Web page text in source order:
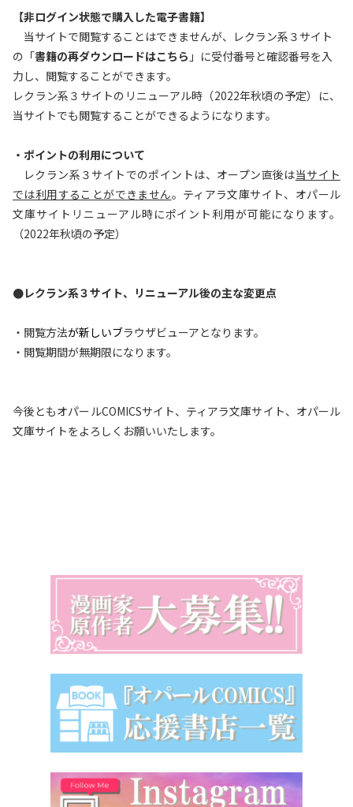
【非ログイン状態で購入した電子書籍】
当サイトで閲覧することはできませんが、レクラン系３サイト
の「書籍の再ダウンロードはこちら 」に受付番号と確認番号を入
力し、閲覧することができます。
レクラン系３サイトのリニューアル時（2022年秋頃の予定）に、
当サイトでも閲覧することができるようになります。
・ポイントの利用について
レクラン系３サイトでのポイントは、オープン直後は当サイト
では利用することができません。ティアラ文庫サイト、オパール
文庫サイトリニューアル時にポイント利用が可能になります。
（2022年秋頃の予定）
●レクラン系３サイト、リニューアル後の主な変更点
・閲覧方法が新しいブラウザビューアとなります。
・閲覧期間が無期限になります。
今後ともオパールCOMICSサイト、ティアラ文庫サイト、オパール
文庫サイトをよろしくお願いいたします。